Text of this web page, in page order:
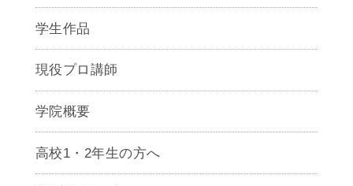
学生作品
現役プロ講師
学院概要
高校1・2年生の方へ